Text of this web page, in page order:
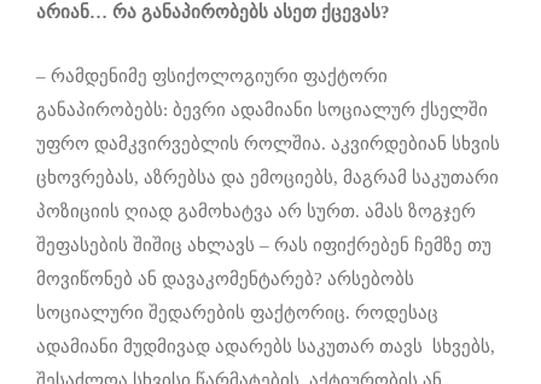
არიან… რა განაპირობებს ასეთ ქცევას?
– რამდენიმე ფსიქოლოგიური ფაქტორი
განაპირობებს: ბევრი ადამიანი სოციალურ ქსელში
უფრო დამკვირვებლის როლშია. აკვირდებიან სხვის
ცხოვრებას, აზრებსა და ემოციებს, მაგრამ საკუთარი
პოზიციის ღიად გამოხატვა არ სურთ. ამას ზოგჯერ
შეფასების შიშიც ახლავს – რას იფიქრებენ ჩემზე თუ
მოვიწონებ ან დავაკომენტარებ? არსებობს
სოციალური შედარების ფაქტორიც. როდესაც
ადამიანი მუდმივად ადარებს საკუთარ თავს სხვებს,
შესაძლოა სხვისი წარმატების, აქტიურობის ან